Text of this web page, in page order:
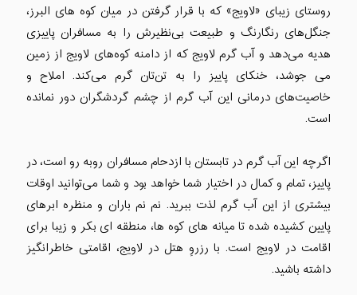
روستای زیبای «لاویج» که با قرار گرفتن در میان کوه های البرز،
جنگل‌های رنگارنگ و طبیعت بی‌نظیرش را به مسافران پاییزی
هدیه می‌دهد و آب گرم لاویج که از دامنه کوه‌های لاویج از زمین
می جوشد، خنکای پاییز را به تن‌تان گرم می‌کند. املاح و
خاصیت‌های درمانی این آب گرم از چشم گردشگران دور نمانده
است.
اگرچه این آب گرم در تابستان با ازدحام مسافران روبه رو است، در
پاییز، تمام و کمال در اختیار شما خواهد بود و شما می‌توانید اوقات
بیشتری از این آب گرم لذت ببرید. نم نم باران و منظره ابرهای
پایین کشیده شده تا میانه های کوه ها، منطقه ای بکر و زیبا برای
اقامت در لاویج است. با رزروِ هتل در لاویج، اقامتی خاطرانگیز
داشته باشید.